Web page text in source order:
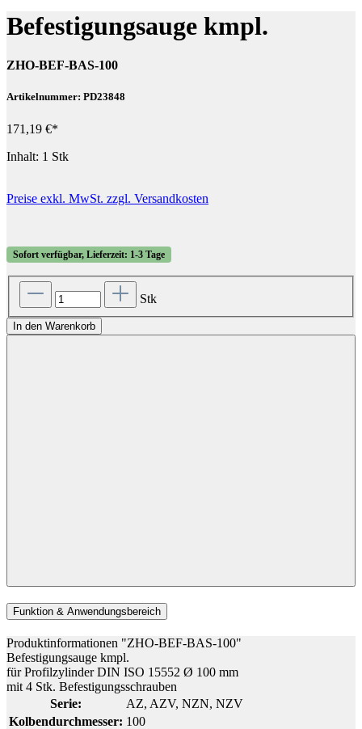
Befestigungsauge kmpl.
ZHO-BEF-BAS-100
Artikelnummer: PD23848
171,19 €*
Inhalt: 1 Stk
Preise exkl. MwSt. zzgl. Versandkosten
Sofort verfügbar, Lieferzeit: 1-3 Tage
Stk
In den Warenkorb
Funktion & Anwendungsbereich
Produktinformationen "ZHO-BEF-BAS-100"
Befestigungsauge kmpl.
für Profilzylinder DIN ISO 15552 Ø 100 mm
mit 4 Stk. Befestigungsschrauben
Serie:
AZ, AZV, NZN, NZV
Kolbendurchmesser: 100